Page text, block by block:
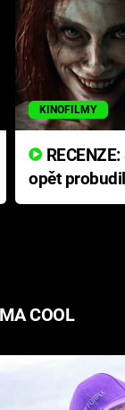
KINOFILMY
opět
přichází s
COOL